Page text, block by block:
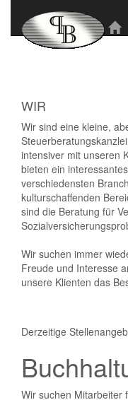
WIR
Wir sind eine kleine,
intensiver mit unseren
bieten ein
verschiedensten
kulturschaffenden
sind die Beratung für
Wir suchen immer
Freude und Interesse
unsere Klienten das
Derzeitige
Wir suchen Mitarbeiter